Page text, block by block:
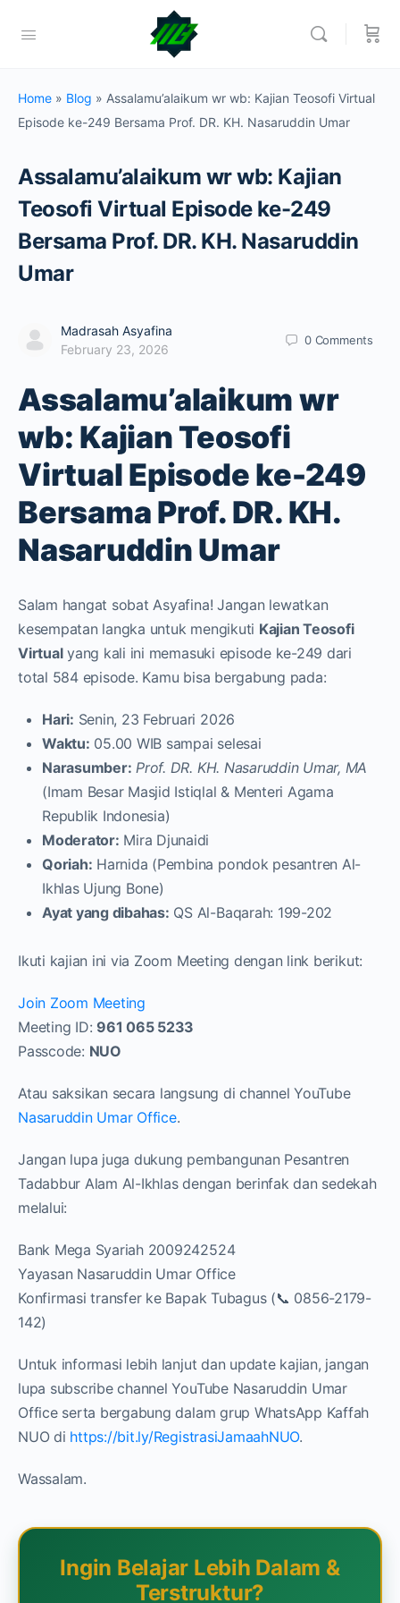
Home » Blog » Assalamu’alaikum wr wb: Kajian Teosofi Virtual
Episode ke-249 Bersama Prof. DR. KH. Nasaruddin Umar
Assalamu’alaikum wr wb: Kajian
Teosofi Virtual Episode ke-249
Bersama Prof. DR. KH. Nasaruddin
Umar
Madrasah Asyafina
February 23, 2026
0 Comments
Assalamu’alaikum wr
wb: Kajian Teosofi
Virtual Episode ke-249
Bersama Prof. DR. KH.
Nasaruddin Umar
Salam hangat sobat Asyafina! Jangan lewatkan
kesempatan langka untuk mengikuti Kajian Teosofi
Virtualyang kali ini memasuki episode ke-249 dari
total 584 episode. Kamu bisa bergabung pada:
Hari: Senin, 23 Februari 2026
Waktu: 05.00 WIB sampai selesai
Narasumber: Prof. DR. KH. Nasaruddin Umar, MA
(Imam Besar Masjid Istiqlal & Menteri Agama
Republik Indonesia)
Moderator: Mira Djunaidi
Qoriah: Harnida (Pembina pondok pesantren Al-
Ikhlas Ujung Bone)
Ayat yang dibahas: QS Al-Baqarah: 199-202
Ikuti kajian ini via Zoom Meeting dengan link berikut:
Join Zoom Meeting
Meeting ID:961 065 5233
Passcode: NUO
Atau saksikan secara langsung di channel YouTube
Nasaruddin Umar Office.
Jangan lupa juga dukung pembangunan Pesantren
Tadabbur Alam Al-Ikhlas dengan berinfak dan sedekah
melalui:
Bank Mega Syariah 2009242524
Yayasan Nasaruddin Umar Office
Konfirmasi transfer ke Bapak Tubagus (📞 0856-2179-
142)
Untuk informasi lebih lanjut dan update kajian, jangan
lupa subscribe channel YouTube Nasaruddin Umar
Office serta bergabung dalam grup WhatsApp Kaffah
NUO di https://bit.ly/RegistrasiJamaahNUO.
Wassalam.
Ingin Belajar Lebih Dalam &
Terstruktur?